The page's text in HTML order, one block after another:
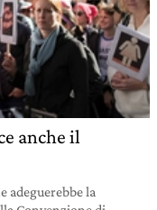
anche il
adeguerebbe la